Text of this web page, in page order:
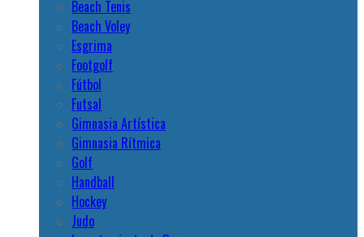
Beach Tenis
Beach Voley
Esgrima
Footgolf
Fútbol
Futsal
Gimnasia Artística
Gimnasia Rítmica
Golf
Handball
Hockey
Judo